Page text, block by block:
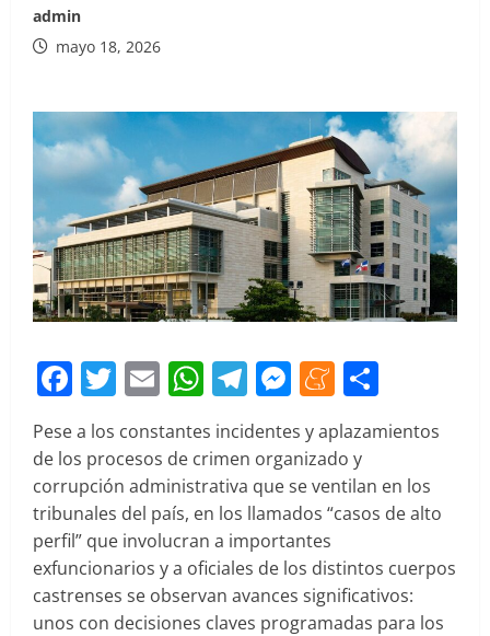
admin
mayo 18, 2026
Facebook
Twitter
EmailWhatsApp
Telegram
Messenger
Pese a los constantes incidentes y aplazamientos
de los procesos de crimen organizado y
corrupción administrativa que se ventilan en los
tribunales del país, en los llamados “casos de alto
perfil” que involucran a importantes
exfuncionarios y a oficiales de los distintos cuerpos
castrenses se observan avances significativos:
unos con decisiones claves programadas para los